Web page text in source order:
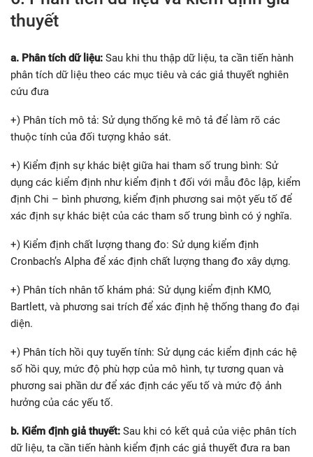
thuyết
a. Phân tích dữ liệu: Sau khi thu thập dữ liệu, ta cần tiến hành
phân tích dữ liệu theo các mục tiêu và các giả thuyết nghiên
cứu đưa
+) Phân tích mô tả: Sử dụng thống kê mô tả để làm rõ các
thuộc tính của đối tượng khảo sát.
+) Kiểm định sự khác biệt giữa hai tham số trung bình: Sử
dụng các kiểm định như kiểm định t đối với mẫu đôc lập, kiểm
định Chi – bình phương, kiểm định phương sai một yếu tố để
xác định sự khác biệt của các tham số trung bình có ý nghĩa.
+) Kiểm định chất lượng thang đo: Sử dụng kiểm định
Cronbach’s Alpha để xác định chất lượng thang đo xây dựng.
+) Phân tích nhân tố khám phá: Sử dụng kiểm định KMO,
Bartlett, và phương sai trích để xác định hệ thống thang đo đại
diện.
+) Phân tích hồi quy tuyến tính: Sử dụng các kiểm định các hệ
số hồi quy, mức độ phù hợp của mô hình, tự tương quan và
phương sai phần dư để xác định các yếu tố và mức độ ảnh
hưởng của các yếu tố.
b. Kiểm định giả thuyết: Sau khi có kết quả của việc phân tích
dữ liệu, ta cần tiến hành kiểm định các giả thuyết đưa ra ban